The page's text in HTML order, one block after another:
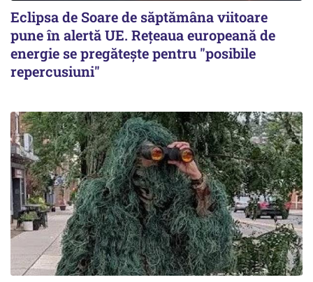
Eclipsa de Soare de săptămâna viitoare
pune în alertă UE. Rețeaua europeană de
energie se pregătește pentru "posibile
repercusiuni"